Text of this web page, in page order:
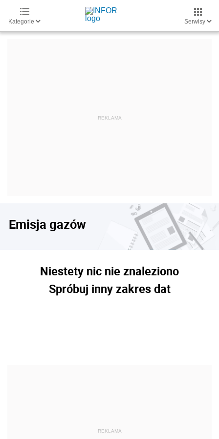
Kategorie Serwisy
Emisja gazów
Niestety nic nie znaleziono
Spróbuj inny zakres dat
REKLAMA